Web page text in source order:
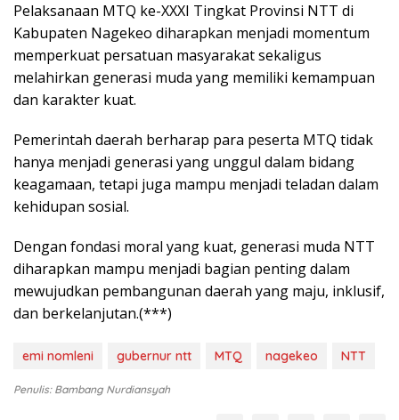
Pelaksanaan MTQ ke-XXXI Tingkat Provinsi NTT di
Kabupaten Nagekeo diharapkan menjadi momentum
memperkuat persatuan masyarakat sekaligus
melahirkan generasi muda yang memiliki kemampuan
dan karakter kuat.
Pemerintah daerah berharap para peserta MTQ tidak
hanya menjadi generasi yang unggul dalam bidang
keagamaan, tetapi juga mampu menjadi teladan dalam
kehidupan sosial.
Dengan fondasi moral yang kuat, generasi muda NTT
diharapkan mampu menjadi bagian penting dalam
mewujudkan pembangunan daerah yang maju, inklusif,
dan berkelanjutan.(***)
emi nomleni gubernur ntt MTQ nagekeo NTT
Penulis: Bambang Nurdiansyah